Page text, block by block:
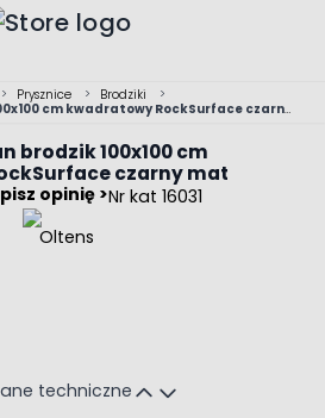
> Prysznice > Brodziki
>
cm kwadratowy RockSurface czarny
brodzik 100x100 cm
czarny mat
opinię >Nr kat 16031
techniczne